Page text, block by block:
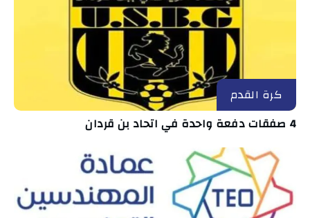
كرة القدم
4 صفقات دفعة واحدة في اتحاد بن قردان